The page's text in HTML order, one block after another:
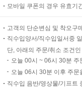
모바일 쿠폰의 경우 유효기
고객의 단순변심 및 착오구
직수입양서/직수입일서중
단, 아래의 주문/취소 조건
오늘 00시 ~ 06시 30분
오늘 06시 30분 이후 주
직수입 음반/영상물/기프트